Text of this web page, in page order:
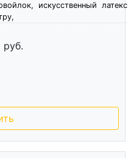
искусственный латекс
руб.